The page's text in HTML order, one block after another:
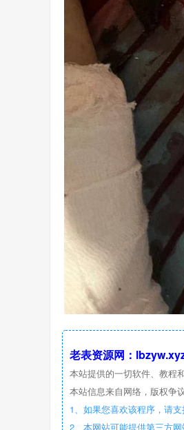
老表资源网：
本站提供的一切软件、教程
本站信息来自网络，版权争
1、如果您喜欢该程序，请
2、本网站可能提供第三方